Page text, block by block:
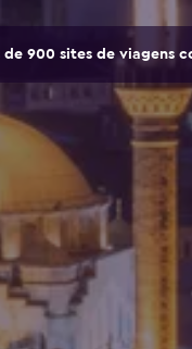
de 900 sites de viagens